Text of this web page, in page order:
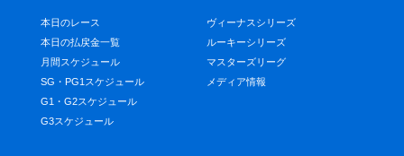
本日のレース
本日の払戻金一覧
月間スケジュール
SG・PG1スケジュール
G1・G2スケジュール
G3スケジュール
ヴィーナスシリーズ
ルーキーシリーズ
マスターズリーグ
メディア情報